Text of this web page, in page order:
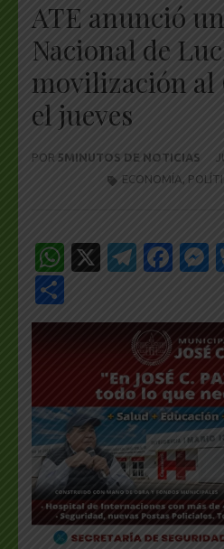
ATE anunció
Nacional de
movilización al
el jueves
POR 5MINUTOS DE NOTICIAS
ECONOMÍA ,
WhatsApp
X